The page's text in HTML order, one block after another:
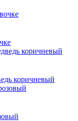
коричневый